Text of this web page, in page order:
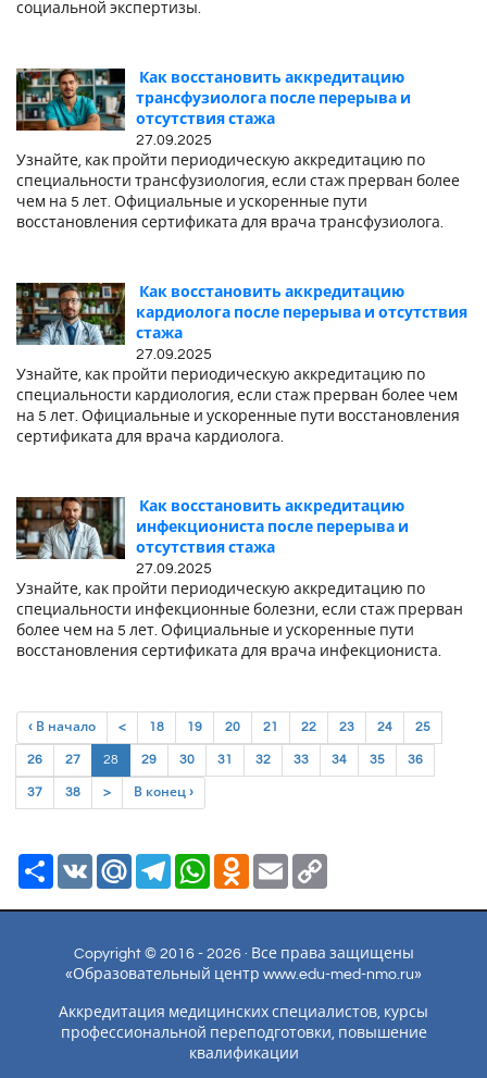
социальной экспертизы.
Как восстановить аккредитацию
трансфузиолога после перерыва и
отсутствия стажа
27.09.2025
Узнайте, как пройти периодическую аккредитацию по
специальности трансфузиология, если стаж прерван более
чем на 5 лет. Официальные и ускоренные пути
восстановления сертификата для врача трансфузиолога.
Как восстановить аккредитацию
кардиолога после перерыва и отсутствия
стажа
27.09.2025
Узнайте, как пройти периодическую аккредитацию по
специальности кардиология, если стаж прерван более чем
на 5 лет. Официальные и ускоренные пути восстановления
сертификата для врача кардиолога.
Как восстановить аккредитацию
инфекциониста после перерыва и
отсутствия стажа
27.09.2025
Узнайте, как пройти периодическую аккредитацию по
специальности инфекционные болезни, если стаж прерван
более чем на 5 лет. Официальные и ускоренные пути
восстановления сертификата для врача инфекциониста.
‹ В начало < 18 19 20 21 22 23 24 25
26 27 28 (current)
29 30 31 32 33 34 35 36
37 38 > В конец ›
РесурсVK Mail.Ru TelegramWhatsAppOdnoklassniki
Email
Copyright © 2016 - 2026 · Все права защищены
«Образовательный центр www.edu-med-nmo.ru»
Аккредитация медицинских специалистов, курсы
профессиональной переподготовки, повышение
квалификации